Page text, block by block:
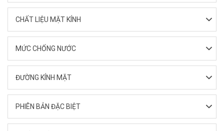
CHẤT LIỆU MẶT KÍNH
MỨC CHỐNG NƯỚC
ĐƯỜNG KÍNH MẶT
PHIÊN BẢN ĐẶC BIỆT